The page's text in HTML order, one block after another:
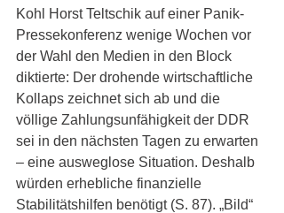
Kohl Horst Teltschik auf einer Panik-
Pressekonferenz wenige Wochen vor
der Wahl den Medien in den Block
diktierte: Der drohende wirtschaftliche
Kollaps zeichnet sich ab und die
völlige Zahlungsunfähigkeit der DDR
sei in den nächsten Tagen zu erwarten
– eine ausweglose Situation. Deshalb
würden erhebliche finanzielle
Stabilitätshilfen benötigt (S. 87). „Bild“